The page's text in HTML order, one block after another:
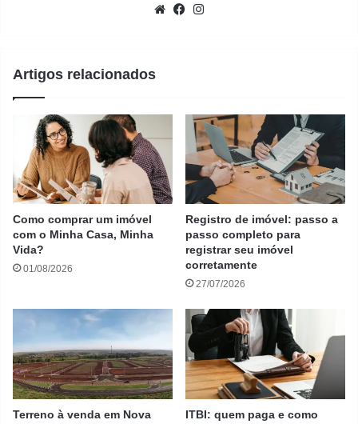
WebsiteFacebook
Artigos relacionados
Como comprar um imóvel
com o Minha Casa, Minha
Vida?
01/08/2026
Registro de imóvel: passo a
passo completo para
registrar seu imóvel
corretamente
27/07/2026
Terreno à venda em Nova
ITBI: quem paga e como